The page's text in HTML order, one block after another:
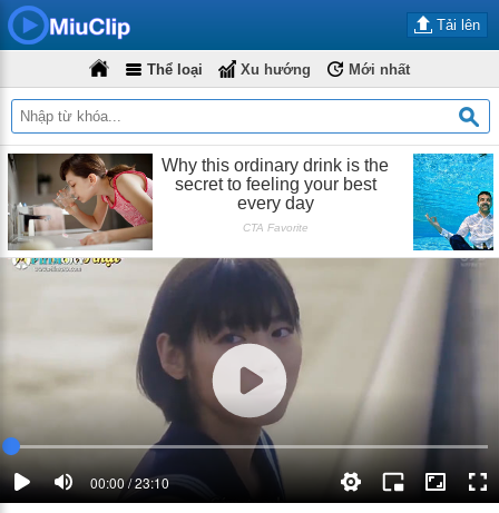
Tải lên
Thể loại Xu hướng Mới nhất
00:00 / 23:10